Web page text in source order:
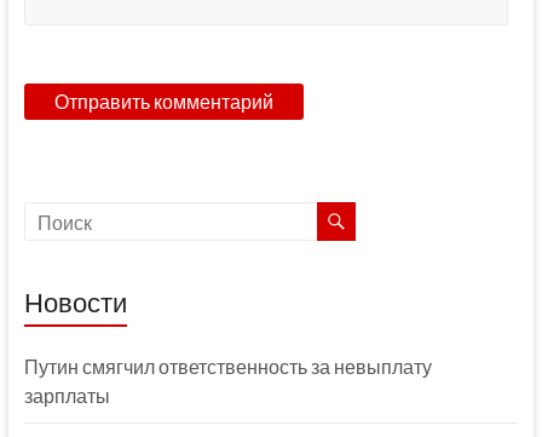
Новости
Путин смягчил ответственность за невыплату
зарплаты